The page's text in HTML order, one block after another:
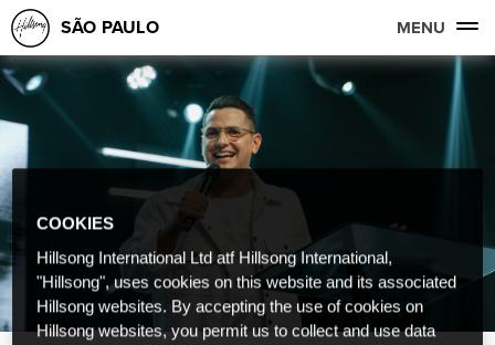
SÃO PAULO MENU
COOKIES
Hillsong International Ltd atf Hillsong International,
"Hillsong", uses cookies on this website and its associated
Hillsong websites. By accepting the use of cookies on
Hillsong websites, you permit us to collect and use data